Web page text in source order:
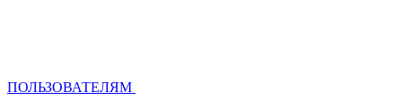
ПОЛЬЗОВАТЕЛЯМ